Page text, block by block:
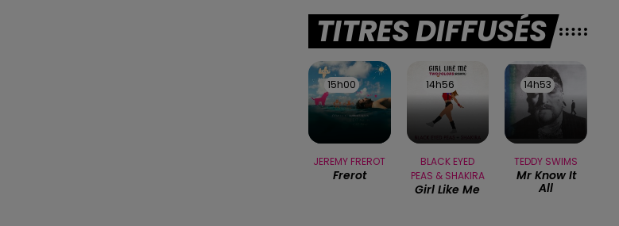
TITRES DIFFUSÉS
15h00
15h00
JEREMY FREROT
Frerot
14h56
14h56
BLACK EYED
PEAS & SHAKIRA
Girl Like Me
14h53
14h53
TEDDY SWIMS
Mr Know It
All